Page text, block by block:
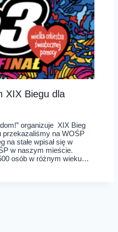
XIX Biegu dla
organizuje XIX Bieg
przekazaliśmy na WOŚP
na stałe wpisał się w
w naszym mieście.
osób w różnym wieku…